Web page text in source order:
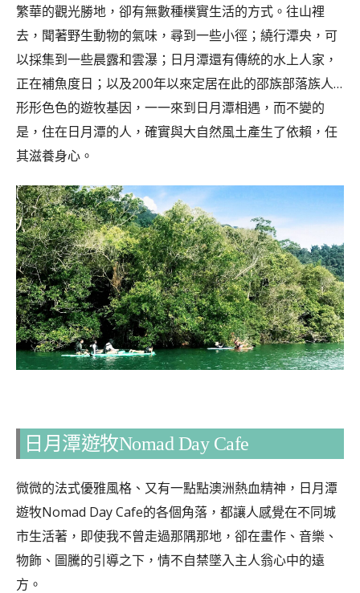
繁華的觀光勝地，卻有無數種樸實生活的方式。往山裡
去，聞著野生動物的氣味，尋到一些小徑；繞行潭央，可
以採集到一些晨露和雲瀑；日月潭還有傳統的水上人家，
正在補魚度日；以及200年以來定居在此的邵族部落族人…
形形色色的遊牧基因，一一來到日月潭相遇，而不變的
是，住在日月潭的人，確實與大自然風土產生了依賴，任
其滋養身心。
日月潭遊牧Nomad Day Cafe
微微的法式優雅風格、又有一點點澳洲熱血精神，日月潭
遊牧Nomad Day Cafe的各個角落，都讓人感覺在不同城
市生活著，即使我不曾走過那隅那地，卻在畫作、音樂、
物飾、圖騰的引導之下，情不自禁墜入主人翁心中的遠
方。